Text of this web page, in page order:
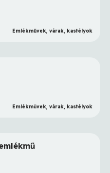
Emlékművek, várak, kastélyok
Emlékművek, várak, kastélyok